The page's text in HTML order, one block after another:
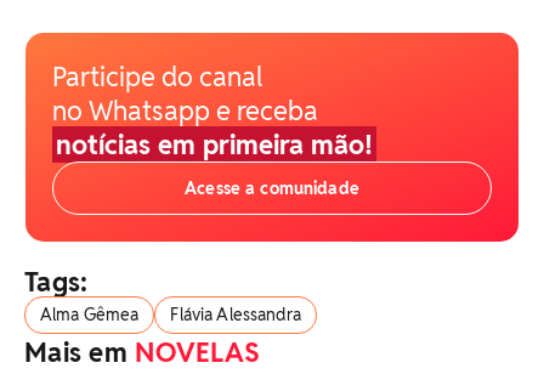
Participe do canal
no Whatsapp e receba
notícias em primeira mão!
Acesse a comunidade
Tags:
Alma Gêmea Flávia Alessandra
Mais em NOVELAS